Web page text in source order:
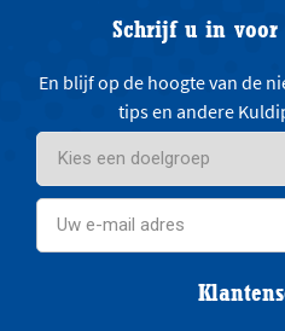
Schrijf u in voor
En blijf op de hoogte van de
tips en andere